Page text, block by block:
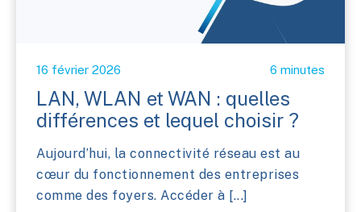
16 février 2026 6 minutes
LAN, WLAN et WAN : quelles
différences et lequel choisir ?
Aujourd’hui, la connectivité réseau est au
cœur du fonctionnement des entreprises
comme des foyers. Accéder à [...]